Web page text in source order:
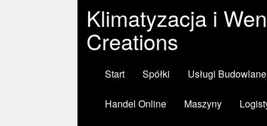
Klimatyzacja i
Creations
Start Spółki Usługi Budowlane
Handel Online Maszyny